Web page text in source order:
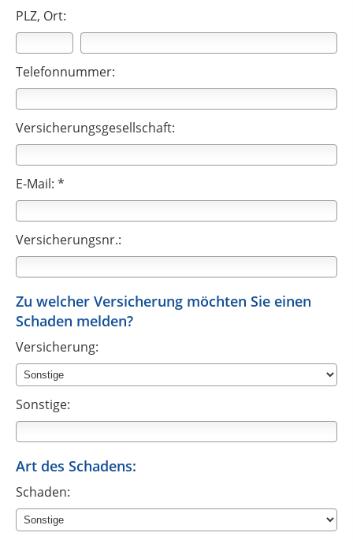
PLZ, Ort:
Telefonnummer:
Versicherungsgesellschaft:
E-Mail: *
Versicherungsnr.:
Zu welcher Versicherung möchten Sie einen
Schaden melden?
Versicherung:
Sonstige:
Art des Schadens:
Schaden: